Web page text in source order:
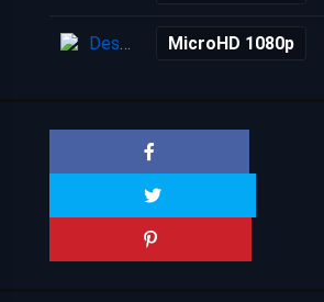
Descarga MicroHD 1080p